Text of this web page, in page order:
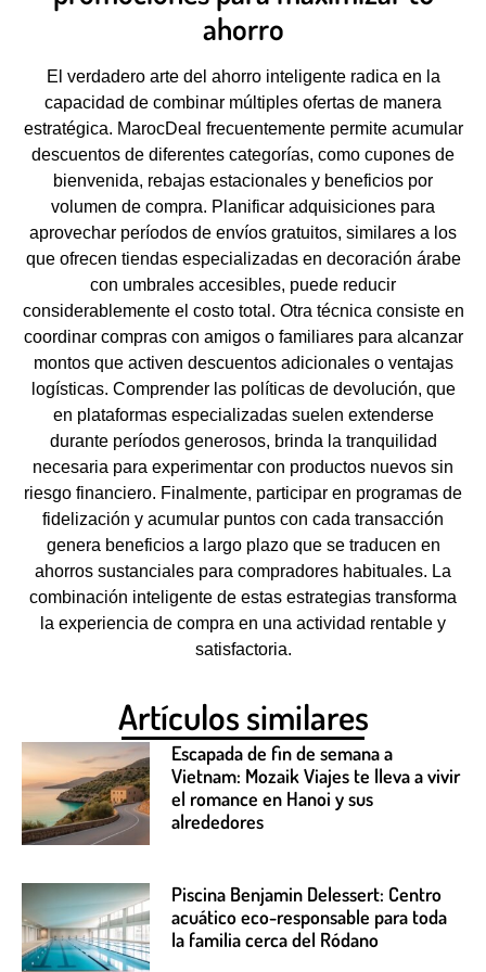
Artículos similares
Escapada de fin de semana a
Vietnam: Mozaik Viajes te lleva a vivir
el romance en Hanoi y sus
alrededores
Piscina Benjamin Delessert: Centro
acuático eco-responsable para toda
la familia cerca del Ródano
ahorro
El verdadero arte del ahorro inteligente radica en la
capacidad de combinar múltiples ofertas de manera
estratégica. MarocDeal frecuentemente permite acumular
descuentos de diferentes categorías, como cupones de
bienvenida, rebajas estacionales y beneficios por
volumen de compra. Planificar adquisiciones para
aprovechar períodos de envíos gratuitos, similares a los
que ofrecen tiendas especializadas en decoración árabe
con umbrales accesibles, puede reducir
considerablemente el costo total. Otra técnica consiste en
coordinar compras con amigos o familiares para alcanzar
montos que activen descuentos adicionales o ventajas
logísticas. Comprender las políticas de devolución, que
en plataformas especializadas suelen extenderse
durante períodos generosos, brinda la tranquilidad
necesaria para experimentar con productos nuevos sin
riesgo financiero. Finalmente, participar en programas de
fidelización y acumular puntos con cada transacción
genera beneficios a largo plazo que se traducen en
ahorros sustanciales para compradores habituales. La
combinación inteligente de estas estrategias transforma
la experiencia de compra en una actividad rentable y
satisfactoria.